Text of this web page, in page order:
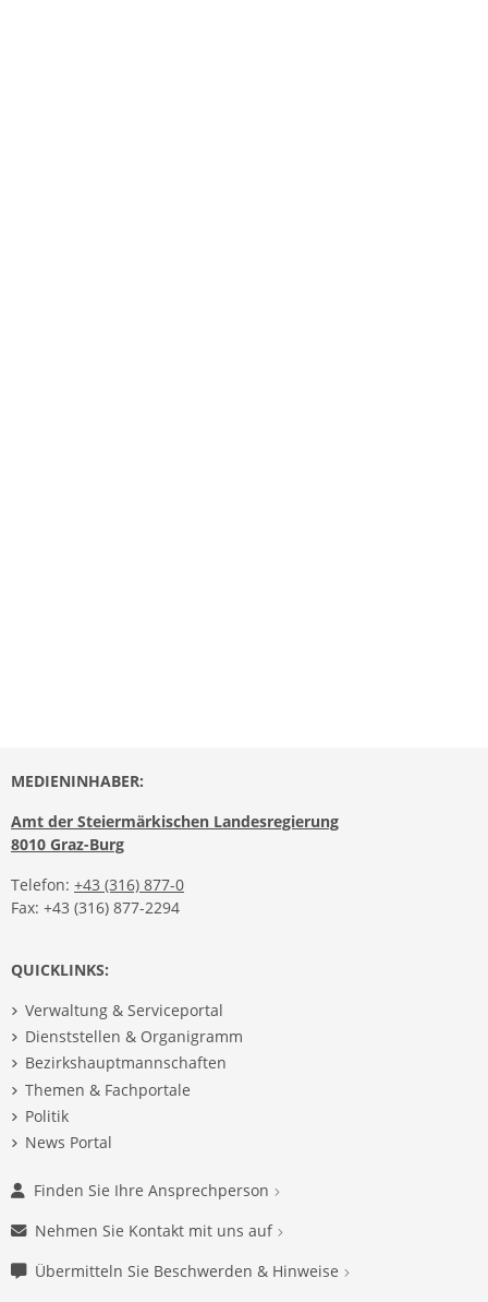
MEDIENINHABER:
Amt der Steiermärkischen Landesregierung
8010 Graz-Burg
Telefon: +43 (316) 877-0
Fax: +43 (316) 877-2294
QUICKLINKS:
Verwaltung & Serviceportal
Dienststellen & Organigramm
Bezirkshauptmannschaften
Themen & Fachportale
Politik
News Portal
Finden Sie Ihre Ansprechperson
Nehmen Sie Kontakt mit uns auf
Übermitteln Sie Beschwerden & Hinweise